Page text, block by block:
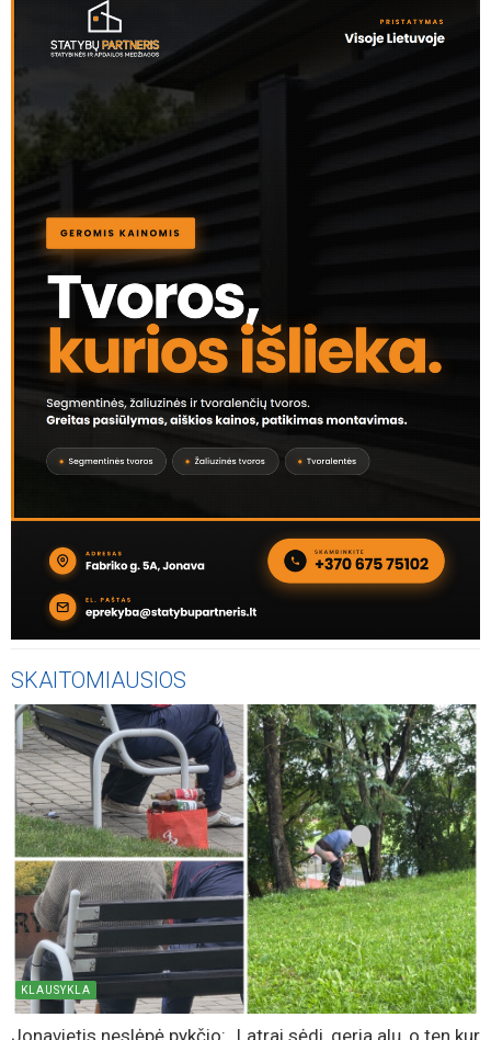
SKAITOMIAUSIOS
KLAUSYKLA
Jonavietis neslėpė pykčio: „Latrai sėdi, geria alų, o ten kur